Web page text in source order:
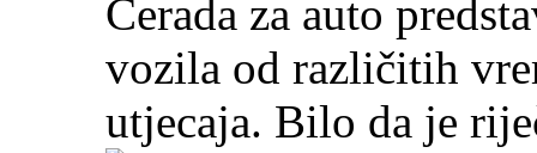
Cerada za auto
vozila od različitih
utjecaja. Bilo da je